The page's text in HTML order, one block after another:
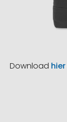
Download hier